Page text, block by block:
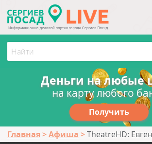
Деньги на любые
на карту любого
Получить
Главная Афиша TheatreHD: